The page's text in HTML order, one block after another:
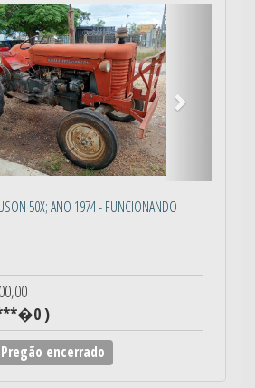
50X; ANO 1974 - FUNCIONANDO
)
Pregão encerrado